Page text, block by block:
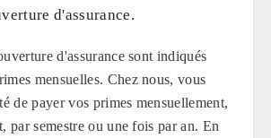
d'assurance.
d'assurance sont indiqués
mensuelles. Chez nous, vous
de payer vos primes mensuellement,
par semestre ou une fois par an. En